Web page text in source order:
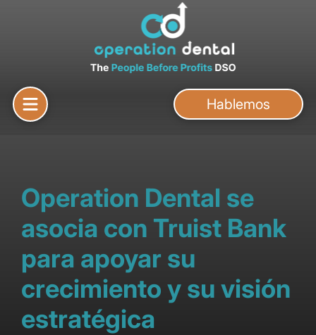
Hablemos
Operation Dental se
asocia con Truist Bank
para apoyar su
crecimiento y su visión
estratégica